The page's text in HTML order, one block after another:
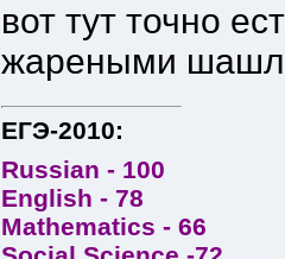
station - step-up pumping
railway station -
transforming station -
purification station - water
вот тут точно
жареными
ЕГЭ-2010:
Russian - 100
English - 78
Mathematics - 66